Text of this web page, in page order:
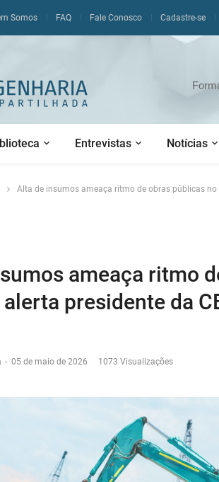
Somos FAQ Fale Conosco Cadastre-se
Entrevistas Notícias
Alta de insumos ameaça ritmo de obras públicas no
ameaça ritmo
presidente da
- 05 de maio de 2026 1073 Visualizações